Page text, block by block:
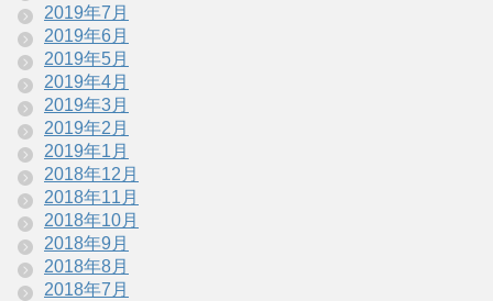
2019年7月
2019年6月
2019年5月
2019年4月
2019年3月
2019年2月
2019年1月
2018年12月
2018年11月
2018年10月
2018年9月
2018年8月
2018年7月